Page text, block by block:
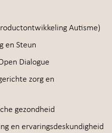
Autisme)
en Steun
Dialogue
zorg en
gezondheid
en ervaringsdeskundigheid